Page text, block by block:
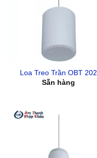
Loa Treo Trần OBT 202
Sẵn hàng